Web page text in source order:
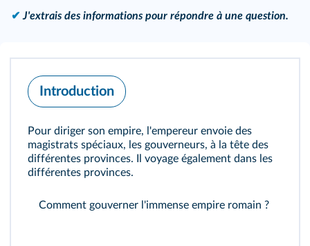
✔ J'extrais des informations pour répondre à une question.
Introduction
Pour diriger son empire, l'empereur envoie des
magistrats spéciaux, les gouverneurs, à la tête des
différentes provinces. Il voyage également dans les
différentes provinces.
Comment gouverner l'immense empire romain ?